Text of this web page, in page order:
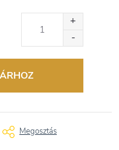
Megosztás